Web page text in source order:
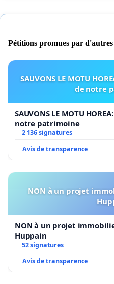
Pétitions promues par
SAUVONS LE MOTU
de notre
SAUVONS LE MOTU
notre patrimoine
2 136 signatures
Avis de transparence
NON à un projet
NON à un projet
Huppain
52 signatures
Avis de transparence